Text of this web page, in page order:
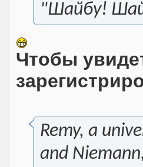
"Шайбу!
Чтобы
Remy, a
and